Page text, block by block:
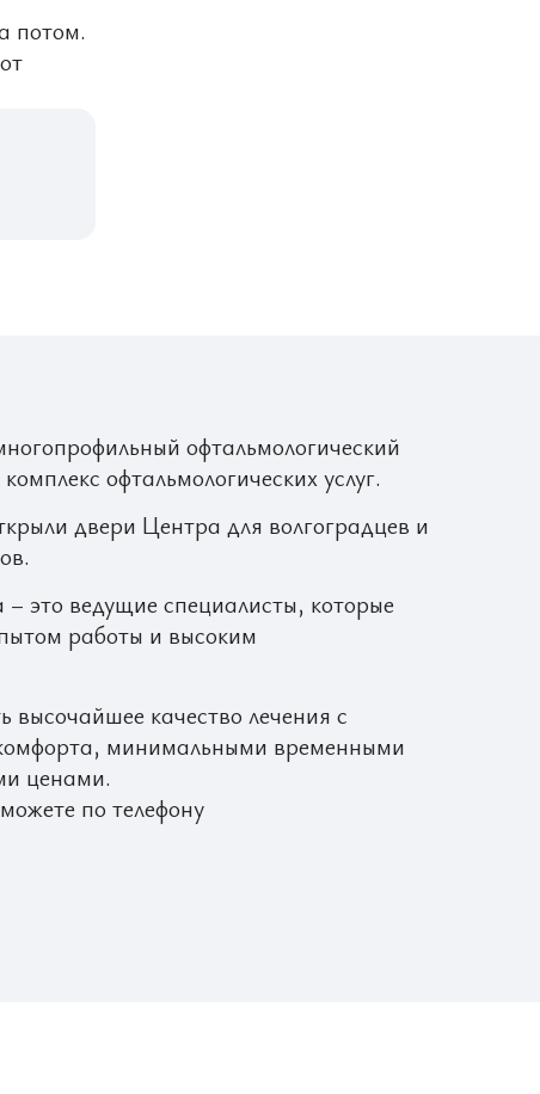
потом.
офтальмологический
офтальмологических услуг.
двери Центра для волгоградцев и
это ведущие специалисты, которые
работы и высоким
высочайшее качество лечения с
минимальными временными
ценами.
по телефону